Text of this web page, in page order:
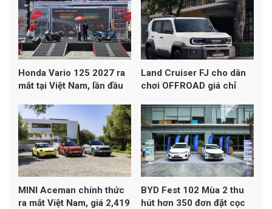
Honda Vario 125 2027 ra
mắt tại Việt Nam, lần đầu
Land Cruiser FJ cho dân
chơi OFFROAD giá chỉ
MINI Aceman chính thức
ra mắt Việt Nam, giá 2,419
BYD Fest 102 Mùa 2 thu
hút hơn 350 đơn đặt cọc